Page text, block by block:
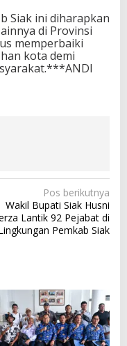
Siak ini diharapkan
di Provinsi
memperbaiki
kota demi
Pos berikutnya
Wakil Bupati Siak Husni
Lantik 92 Pejabat di
Pemkab Siak